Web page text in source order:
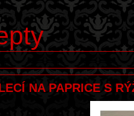
NA PAPRICE S